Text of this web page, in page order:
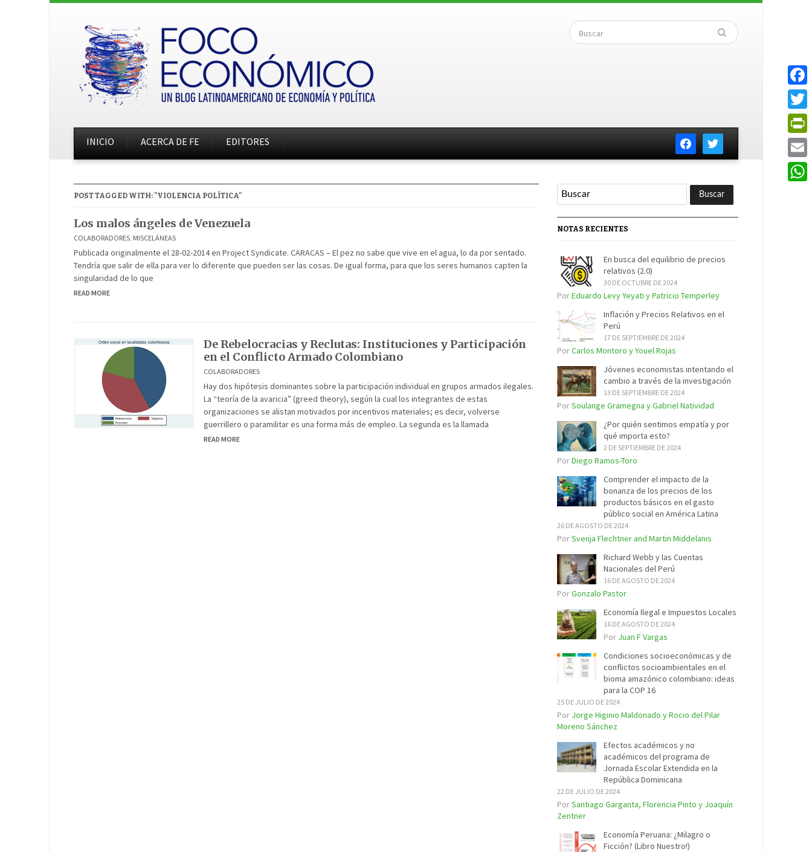
facebooktwitter
INICIO ACERCA DE FE EDITORES
POST TAGGED WITH: "VIOLENCIA POLÍTICA"
Los malos ángeles de Venezuela
COLABORADORES, MISCELÁNEAS
Publicada originalmente el 28-02-2014 en Project Syndicate. CARACAS – El pez no sabe que vive en el agua, lo da por sentado.
Tendría que salir de ella para ver lo diferente que pueden ser las cosas. De igual forma, para que los seres humanos capten la
singularidad de lo que
READ MORE
De Rebelocracias y Reclutas: Instituciones y Participación
en el Conflicto Armado Colombiano
COLABORADORES
Hay dos hipótesis dominantes sobre la participación individual en grupos armados ilegales.
La “teoría de la avaricia” (greed theory), según la cual los integrantes de estas
organizaciones se alistan motivados por incentivos materiales; es decir, volverse
guerrillero o paramilitar es una forma más de empleo. La segunda es la llamada
READ MORE
NOTAS RECIENTES
En busca del equilibrio de precios
relativos (2.0)
30 DE OCTUBRE DE 2024
PorEduardo Levy Yeyati y Patricio Temperley
Inflación y Precios Relativos en el
Perú
17 DE SEPTIEMBRE DE 2024
PorCarlos Montoro y Youel Rojas
Jóvenes economistas intentando el
cambio a través de la investigación
13 DE SEPTIEMBRE DE 2024
PorSoulange Gramegna y Gabriel Natividad
¿Por quién sentimos empatía y por
qué importa esto?
2 DE SEPTIEMBRE DE 2024
PorDiego Ramos-Toro
Comprender el impacto de la
bonanza de los precios de los
productos básicos en el gasto
público social en América Latina
26 DE AGOSTO DE 2024
PorSvenja Flechtner and Martin Middelanis
Richard Webb y las Cuentas
Nacionales del Perú
16 DE AGOSTO DE 2024
PorGonzalo Pastor
Economía Ilegal e Impuestos Locales
16 DE AGOSTO DE 2024
Por Juan F Vargas
Condiciones socioeconómicas y de
conflictos socioambientales en el
bioma amazónico colombiano: ideas
para la COP 16
25 DE JULIO DE 2024
Por Jorge Higinio Maldonado y Rocio del Pilar
Moreno Sánchez
Efectos académicos y no
académicos del programa de
Jornada Escolar Extendida en la
República Dominicana
22 DE JULIO DE 2024
PorSantiago Garganta, Florencia Pinto y Joaquín
Zentner
Economía Peruana: ¿Milagro o
Ficción? (Libro Nuestro!)
Email